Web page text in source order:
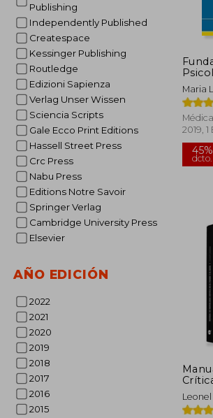
Publishing
Independently Published
Createspace
Kessinger Publishing
Routledge
Edizioni Sapienza
Verlag Unser Wissen
Sciencia Scripts
Gale Ecco Print Editions
Hassell Street Press
Crc Press
Nabu Press
Editions Notre Savoir
Springer Verlag
Cambridge University Press
Elsevier
AÑO EDICIÓN
2022
2021
2020
2019
2018
2017
2016
2015
la
Maria
2019,
Nuevo
Gatos